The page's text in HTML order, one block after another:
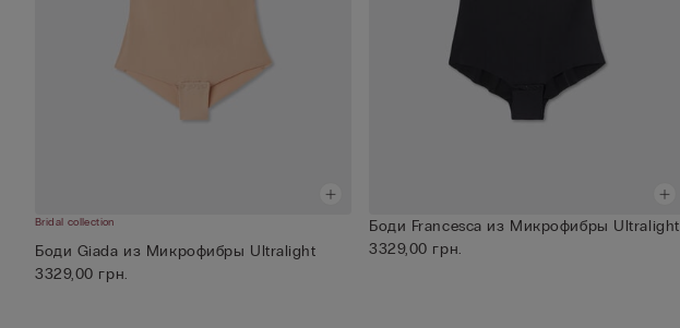
Bridal collection
Боди Giada из Микрофибры Ultralight
3329,00 грн.
Боди Francesca из Микрофибры Ultralight
3329,00 грн.